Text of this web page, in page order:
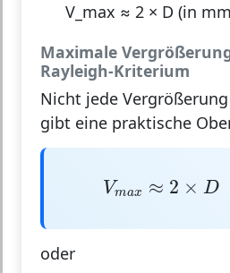
V_max ≈ 2 × D (in
Maximale
Rayleigh-Kriterium
Nicht jede
gibt eine praktische
Vmax ≈ 2 × D
V a x ≈ 2× D[
oder